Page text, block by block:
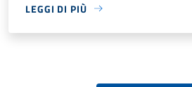
LEGGI DI PIÙ